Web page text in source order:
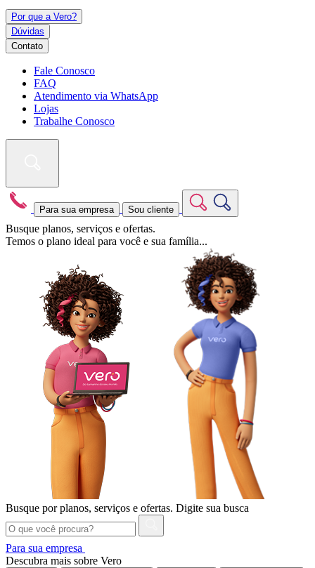
Por que a Vero?
Dúvidas
Contato
Fale Conosco
FAQ
Atendimento via WhatsApp
Lojas
Trabalhe Conosco
Para sua empresa Sou cliente
Busque planos, serviços e ofertas.
Temos o plano ideal para você e sua família...
Busque por planos, serviços e ofertas. Digite sua busca
Para sua empresa
Descubra mais sobre Vero